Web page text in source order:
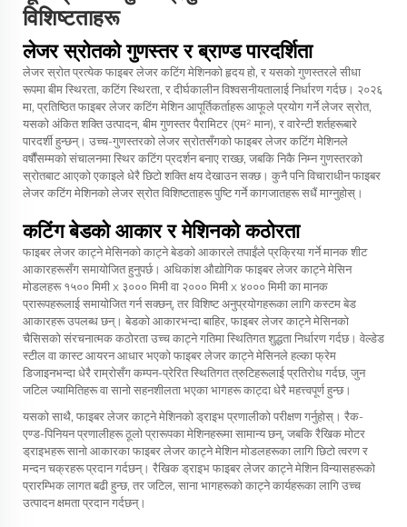
विशिष्टताहरू
लेजर स्रोतको गुणस्तर र ब्राण्ड पारदर्शिता
लेजर स्रोत प्रत्येक फाइबर लेजर कटिंग मेशिनको हृदय हो, र यसको गुणस्तरले सीधा
रूपमा बीम स्थिरता, कटिंग स्थिरता, र दीर्घकालीन विश्वसनीयतालाई निर्धारण गर्दछ। २०२६
मा, प्रतिष्ठित फाइबर लेजर कटिंग मेशिन आपूर्तिकर्ताहरू आफूले प्रयोग गर्ने लेजर स्रोत,
यसको अंकित शक्ति उत्पादन, बीम गुणस्तर पैरामिटर (एम² मान), र वारेन्टी शर्तहरूबारे
पारदर्शी हुन्छन्। उच्च-गुणस्तरको लेजर स्रोतसँगको फाइबर लेजर कटिंग मेशिनले
वर्षौंसम्मको संचालनमा स्थिर कटिंग प्रदर्शन बनाए राख्छ, जबकि निकै निम्न गुणस्तरको
स्रोतबाट आएको एकाइले धेरै छिटो शक्ति क्षय देखाउन सक्छ। कुनै पनि विचाराधीन फाइबर
लेजर कटिंग मेशिनको लेजर स्रोत विशिष्टताहरू पुष्टि गर्ने कागजातहरू सधैं माग्नुहोस्।
कटिंग बेडको आकार र मेशिनको कठोरता
फाइबर लेजर काट्ने मेसिनको काट्ने बेडको आकारले तपाईंले प्रक्रिया गर्ने मानक शीट
आकारहरूसँग समायोजित हुनुपर्छ। अधिकांश औद्योगिक फाइबर लेजर काट्ने मेसिन
मोडलहरू १५०० मिमी x ३००० मिमी वा २००० मिमी x ४००० मिमी का मानक
प्रारूपहरूलाई समायोजित गर्न सक्छन्, तर विशिष्ट अनुप्रयोगहरूका लागि कस्टम बेड
आकारहरू उपलब्ध छन्। बेडको आकारभन्दा बाहिर, फाइबर लेजर काट्ने मेसिनको
चैसिसको संरचनात्मक कठोरता उच्च काट्ने गतिमा स्थितिगत शुद्धता निर्धारण गर्दछ। वेल्डेड
स्टील वा कास्ट आयरन आधार भएको फाइबर लेजर काट्ने मेसिनले हल्का फ्रेम
डिजाइनभन्दा धेरै राम्रोसँग कम्पन-प्रेरित स्थितिगत त्रुटिहरूलाई प्रतिरोध गर्दछ, जुन
जटिल ज्यामितिहरू वा सानो सहनशीलता भएका भागहरू काट्दा धेरै महत्त्वपूर्ण हुन्छ।
यसको साथै, फाइबर लेजर काट्ने मेशिनको ड्राइभ प्रणालीको परीक्षण गर्नुहोस्। रैक-
एण्ड-पिनियन प्रणालीहरू ठूलो प्रारूपका मेशिनहरूमा सामान्य छन्, जबकि रैखिक मोटर
ड्राइभहरू सानो आकारका फाइबर लेजर काट्ने मेशिन मोडलहरूका लागि छिटो त्वरण र
मन्दन चक्रहरू प्रदान गर्दछन्। रैखिक ड्राइभ फाइबर लेजर काट्ने मेशिन विन्यासहरूको
प्रारम्भिक लागत बढी हुन्छ, तर जटिल, साना भागहरूको काट्ने कार्यहरूका लागि उच्च
उत्पादन क्षमता प्रदान गर्दछन्।